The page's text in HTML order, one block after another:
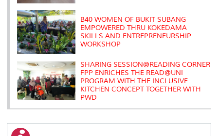
B40 WOMEN OF BUKIT SUBANG
EMPOWERED THRU KOKEDAMA
SKILLS AND ENTREPRENEURSHIP
WORKSHOP
SHARING SESSION@READING CORNER
FPP ENRICHES THE READ@UNI
PROGRAM WITH THE INCLUSIVE
KITCHEN CONCEPT TOGETHER WITH
PWD